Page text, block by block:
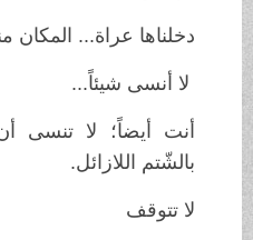
دخلناها عراة... المكان
لا أنسى شيئاً...
أنت أيضاً؛ لا تنسى
بالشّتم اللازائل.
لا تتوقف